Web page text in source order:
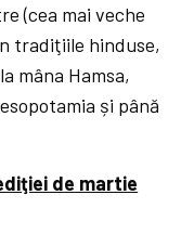
(cea mai veche
tradiţiile hinduse,
mâna Hamsa,
și până
de martie